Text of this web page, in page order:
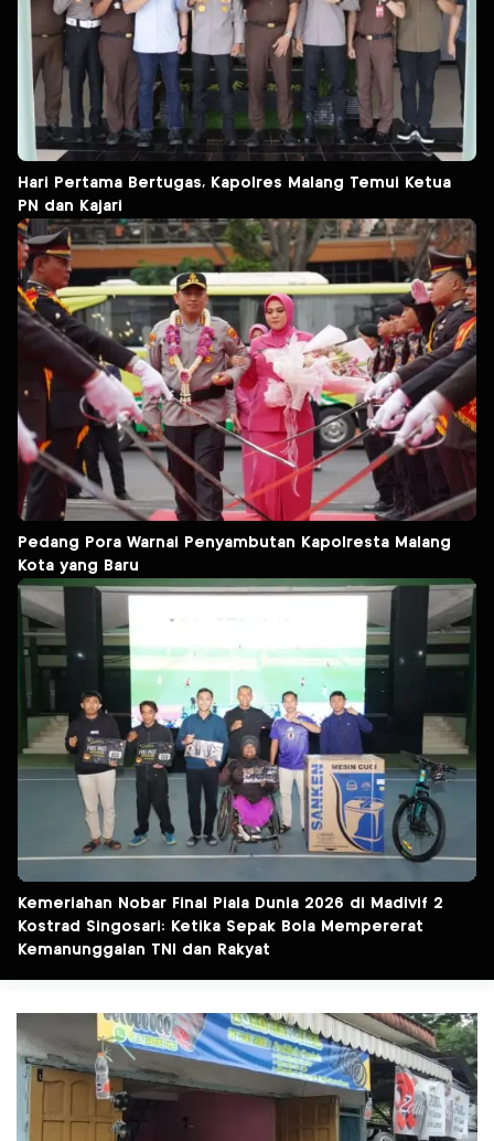
Hari Pertama Bertugas, Kapolres Malang Temui Ketua
PN dan Kajari
Pedang Pora Warnai Penyambutan Kapolresta Malang
Kota yang Baru
Kemeriahan Nobar Final Piala Dunia 2026 di Madivif 2
Kostrad Singosari: Ketika Sepak Bola Mempererat
Kemanunggalan TNI dan Rakyat